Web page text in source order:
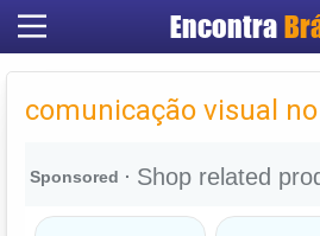
Encontra
Criar
comunicação visual